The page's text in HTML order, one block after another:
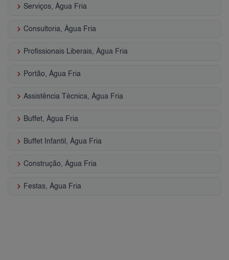
keyboard_arrow_right Serviços, Água Fria
keyboard_arrow_right Consultoria, Água Fria
keyboard_arrow_right Profissionais Liberais, Água Fria
keyboard_arrow_right Portão, Água Fria
keyboard_arrow_right Assistência Técnica, Água Fria
keyboard_arrow_right Buffet, Água Fria
keyboard_arrow_right Buffet Infantil, Água Fria
keyboard_arrow_right Construção, Água Fria
keyboard_arrow_right Festas, Água Fria